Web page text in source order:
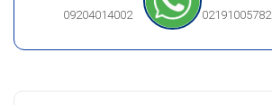
02191005782
09204014002